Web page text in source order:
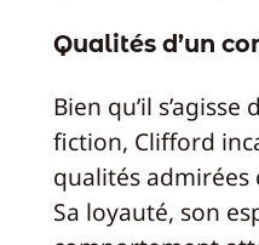
Qualités d’un
Bien qu’il
fiction, Clifford
qualités admirées
Sa loyauté, son